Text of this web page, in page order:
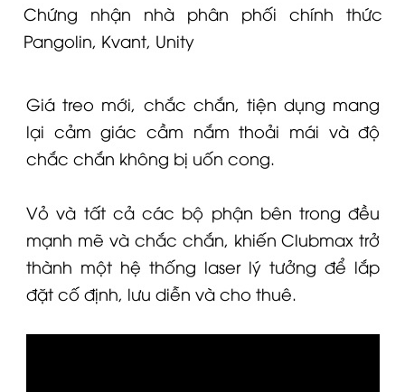
Chứng nhận nhà phân phối chính thức
Pangolin, Kvant, Unity
Giá treo mới, chắc chắn, tiện dụng mang
lại cảm giác cầm nắm thoải mái và độ
chắc chắn không bị uốn cong.
Vỏ và tất cả các bộ phận bên trong đều
mạnh mẽ và chắc chắn, khiến Clubmax trở
thành một hệ thống laser lý tưởng để lắp
đặt cố định, lưu diễn và cho thuê.